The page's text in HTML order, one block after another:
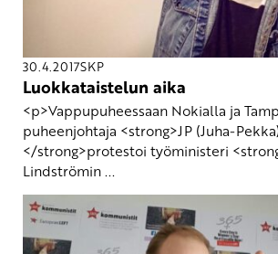
30.4.2017SKP
Luokkataistelun aika
<p>Vappupuheessaan Nokialla ja
puheenjohtaja <strong>JP (Juha-
</strong>protestoi työministeri
Lindströmin ...